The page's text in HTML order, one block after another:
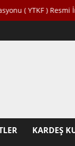
) Resmi İnternet
KARDEŞ